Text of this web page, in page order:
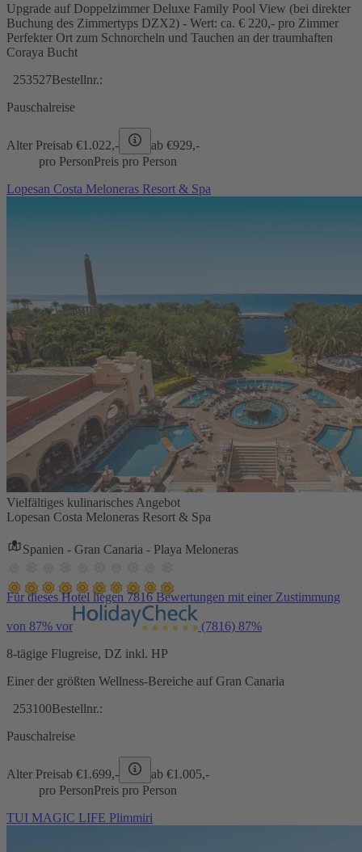
Upgrade auf Doppelzimmer Deluxe Family Pool View (bei direkter
Buchung des Zimmertyps DZX2) - Wert: ca. € 220,- pro Zimmer
Perfekter Ort zum Schnorcheln und Tauchen an der traumhaften
Coraya Bucht
253527Bestellnr.:
Pauschalreise
Alter Preisab €1.022,- ab €929,-
pro PersonPreis pro Person
Lopesan Costa Meloneras Resort & Spa
Vielfältiges kulinarisches Angebot
Lopesan Costa Meloneras Resort & Spa
Spanien - Gran Canaria - Playa Meloneras
Für dieses Hotel liegen 7816 Bewertungen mit einer Zustimmung
von 87% vor (7816) 87%
8-tägige Flugreise, DZ inkl. HP
Einer der größten Wellness-Bereiche auf Gran Canaria
253100Bestellnr.:
Pauschalreise
Alter Preisab €1.699,- ab €1.005,-
pro PersonPreis pro Person
TUI MAGIC LIFE Plimmiri